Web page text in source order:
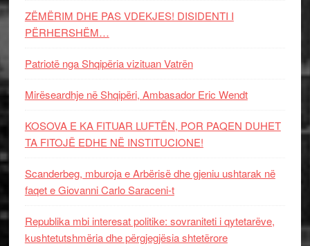
ZËMËRIM DHE PAS VDEKJES! DISIDENTI I
PËRHERSHËM…
Patriotë nga Shqipëria vizituan Vatrën
Mirëseardhje në Shqipëri, Ambasador Eric Wendt
KOSOVA E KA FITUAR LUFTËN, POR PAQEN DUHET
TA FITOJË EDHE NË INSTITUCIONE!
Scanderbeg, mburoja e Arbërisë dhe gjeniu ushtarak në
faqet e Giovanni Carlo Saraceni-t
Republika mbi interesat politike: sovraniteti i qytetarëve,
kushtetutshmëria dhe përgjegjësia shtetërore